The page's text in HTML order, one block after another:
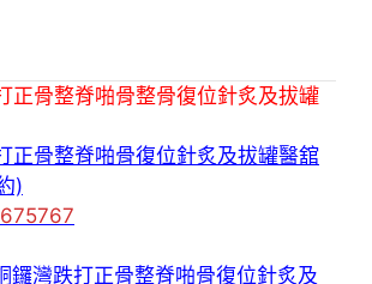
正骨整脊啪骨整骨復位針炙及拔罐
正骨整脊啪骨復位針炙及拔罐醫舘
)